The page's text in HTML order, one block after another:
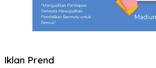
Iklan Prend